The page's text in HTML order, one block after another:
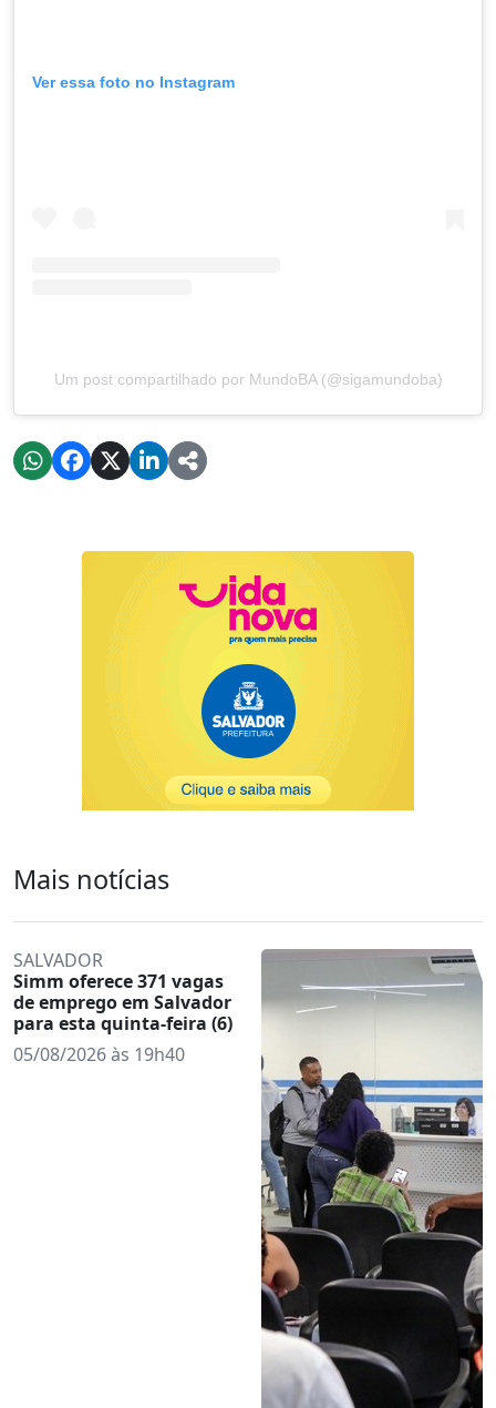
Ver essa foto no Instagram
Um post compartilhado por MundoBA (@sigamundoba)
Mais notícias
SALVADOR
Simm oferece 371 vagas
de emprego em Salvador
para esta quinta-feira (6)
05/08/2026 às 19h40